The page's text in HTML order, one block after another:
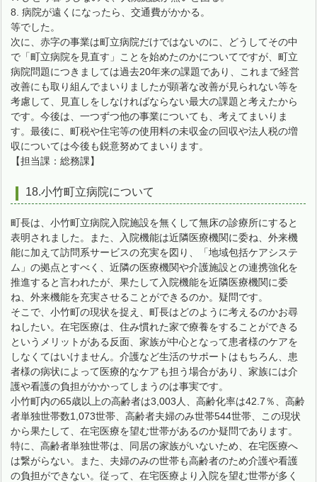
8. 病院が遠くになったら、交通費がかかる。
等でした。
次に、赤字の事業は町立病院だけではないのに、どうしてその中
で「町立病院を見直す」ことを始めたのかについてですが、町立
病院問題につきましては過去20年来の課題であり、これまで経営
改善にも取り組んでまいりましたが顕著な改善が見られない等を
考慮して、見直しをしなければならない最大の課題と考えたから
です。今後は、一つずつ他の事業についても、考えてまいりま
す。最後に、町税や住宅等の使用料の未収金の回収や法人税の増
収については今後も鋭意努めてまいります。
【担当課：総務課】
18.小竹町立病院について
町長は、小竹町立病院入院施設を無くして無床の診療所にすると
表明されました。また、入院機能は近隣医療機関に委ね、外来機
能に加えて訪問系サービスの充実を図り、「地域包括ケアシステ
ム」の拠点とすべく、近隣の医療機関や介護施設との連携強化を
推進すると言われたが、果たして入院機能を近隣医療機関に委
ね、外来機能を充実させることができるのか。疑問です。
そこで、小竹町の現状を捉え、町長はどのように考えるのかお尋
ねしたい。在宅医療は、住み慣れた家で療養をすることができる
というメリットがある反面、家族が中心となって患者様のケアを
しなくてはいけません。介護など生活のサポートはもちろん、患
者様の病状によって医療的なケアも担う場合があり、家族には介
護や看護の負担がかかってしまうのは事実です。
小竹町内の65歳以上の高齢者は3,003人、高齢化率は42.7％、高齢
者単独世帯数1,073世帯、高齢者夫婦のみ世帯544世帯、この現状
から果たして、在宅医療を望む世帯があるのか疑問であります。
特に、高齢者単独世帯は、同居の家族がいないため、在宅医療へ
は繋がらない。また、夫婦のみの世帯も高齢者のため介護や看護
の負担ができない。従って、在宅医療より入院を望む世帯が多く